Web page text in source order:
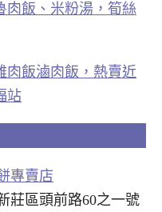
肉飯、米粉湯，筍絲
肉飯滷肉飯，熱賣近
站
專賣店
莊區頭前路60之一號